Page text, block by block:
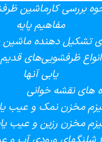
بررسي كارماشین
مفاهیم پایه
تشکیل دهنده
انواع ظرفشویی‌های
یابی آنها
های نقشه خوانی
مخزن نمک و عیب
مخزن رزین و عیب